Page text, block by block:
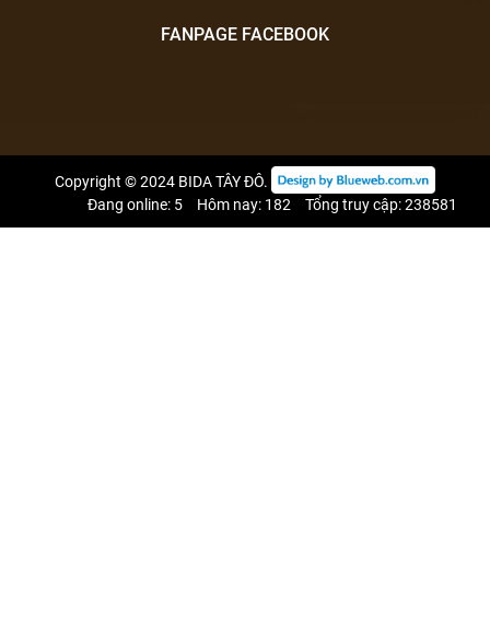
FANPAGE FACEBOOK
Copyright © 2024 BIDA TÂY ĐÔ.
Đang online: 5
Hôm nay: 182 Tổng truy cập: 238581